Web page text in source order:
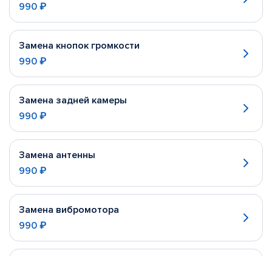
990 ₽
Замена кнопок громкости
990 ₽
Замена задней камеры
990 ₽
Замена антенны
990 ₽
Замена вибромотора
990 ₽